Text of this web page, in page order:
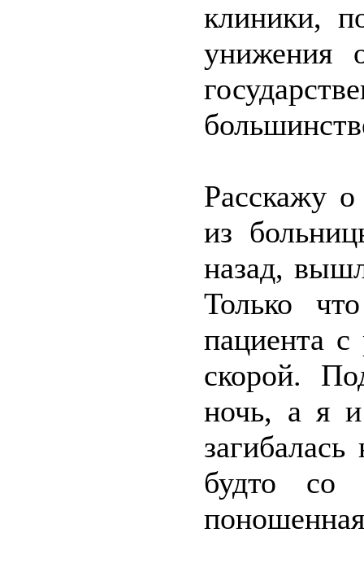
клиники,
унижения
Расскажу
из
назад,
Только
пациента с
скорой.
ночь, а я и
будто со